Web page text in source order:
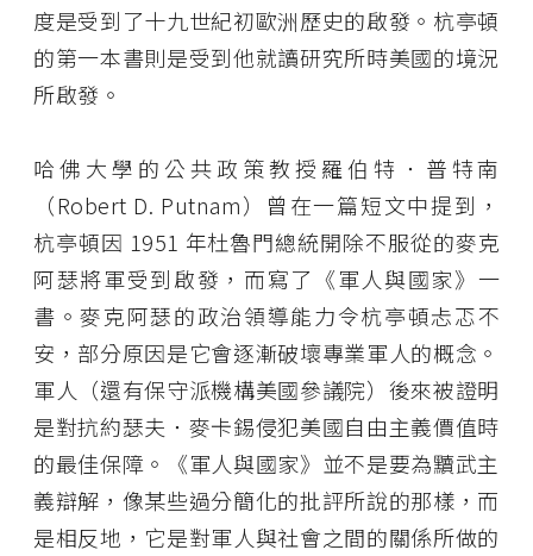
度是受到了十九世紀初歐洲歷史的啟發。杭亭頓
的第一本書則是受到他就讀研究所時美國的境況
所啟發。
哈佛大學的公共政策教授羅伯特．普特南
（Robert D. Putnam）曾在一篇短文中提到，
杭亭頓因 1951 年杜魯門總統開除不服從的麥克
阿瑟將軍受到啟發，而寫了《軍人與國家》一
書。麥克阿瑟的政治領導能力令杭亭頓忐忑不
安，部分原因是它會逐漸破壞專業軍人的概念。
軍人（還有保守派機構美國參議院）後來被證明
是對抗約瑟夫．麥卡錫侵犯美國自由主義價值時
的最佳保障。《軍人與國家》並不是要為黷武主
義辯解，像某些過分簡化的批評所說的那樣，而
是相反地，它是對軍人與社會之間的關係所做的